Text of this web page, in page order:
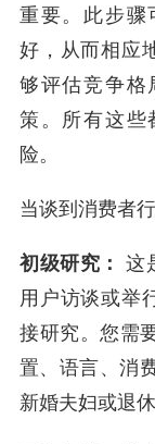
重要。此步骤
好，从而相应
够评估竞争格
策。所有这些
险。
当谈到消费者
初级研究：
这
用户访谈或举
接研究。您需
置、语言、消
新婚夫妇或退